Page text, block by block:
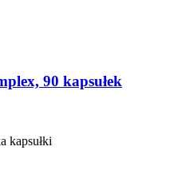
90 kapsułek
kapsułki